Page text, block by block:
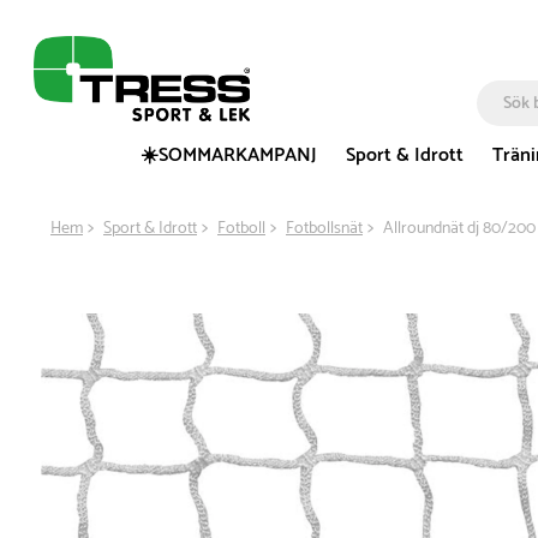
☀️SOMMARKAMPANJ
Sport & Idrott
Hem Sport & Idrott Fotboll Fotbollsnät Allroundnät dj 80/